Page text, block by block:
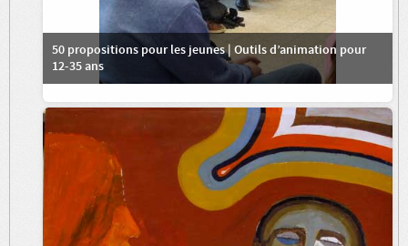
50 propositions pour les jeunes | Outils d’animation pour
12-35 ans